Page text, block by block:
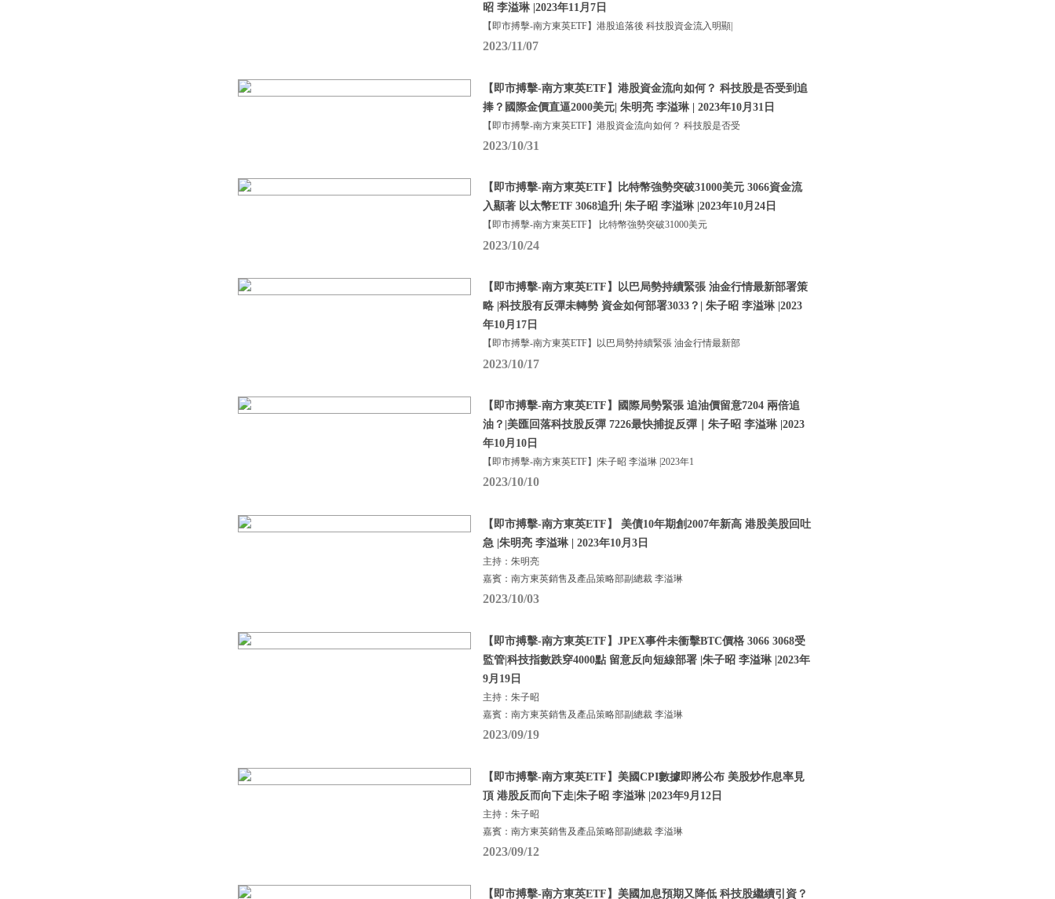
昭 李溢琳 |2023年11月7日
【即市搏擊-南方東英ETF】港股追落後 科技股資金流入明顯|
2023/11/07
【即市搏擊-南方東英ETF】港股資金流向如何？ 科技股是否受到追
捧？國際金價直逼2000美元| 朱明亮 李溢琳 | 2023年10月31日
【即市搏擊-南方東英ETF】港股資金流向如何？ 科技股是否受
2023/10/31
【即市搏擊-南方東英ETF】比特幣強勢突破31000美元 3066資金流
入顯著 以太幣ETF 3068追升| 朱子昭 李溢琳 |2023年10月24日
【即市搏擊-南方東英ETF】 比特幣強勢突破31000美元
2023/10/24
【即市搏擊-南方東英ETF】以巴局勢持續緊張 油金行情最新部署策
略 |科技股有反彈未轉勢 資金如何部署3033？| 朱子昭 李溢琳 |2023
年10月17日
【即市搏擊-南方東英ETF】以巴局勢持續緊張 油金行情最新部
2023/10/17
【即市搏擊-南方東英ETF】國際局勢緊張 追油價留意7204 兩倍追
油？|美匯回落科技股反彈 7226最快捕捉反彈｜朱子昭 李溢琳 |2023
年10月10日
【即市搏擊-南方東英ETF】|朱子昭 李溢琳 |2023年1
2023/10/10
【即市搏擊-南方東英ETF】 美債10年期創2007年新高 港股美股回吐
急 |朱明亮 李溢琳 | 2023年10月3日
主持：朱明亮
嘉賓：南方東英銷售及產品策略部副總裁 李溢琳
2023/10/03
【即市搏擊-南方東英ETF】JPEX事件未衝擊BTC價格 3066 3068受
監管|科技指數跌穿4000點 留意反向短線部署 |朱子昭 李溢琳 |2023年
9月19日
主持：朱子昭
嘉賓：南方東英銷售及產品策略部副總裁 李溢琳
2023/09/19
【即市搏擊-南方東英ETF】美國CPI數據即將公布 美股炒作息率見
頂 港股反而向下走|朱子昭 李溢琳 |2023年9月12日
主持：朱子昭
嘉賓：南方東英銷售及產品策略部副總裁 李溢琳
2023/09/12
【即市搏擊-南方東英ETF】美國加息預期又降低 科技股繼續引資？